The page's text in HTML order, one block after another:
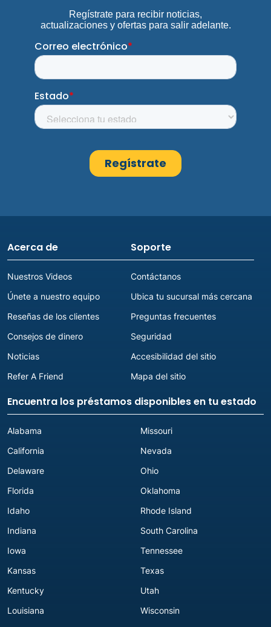
Acerca de
Nuestros Videos
Únete a nuestro equipo
Reseñas de los clientes
Consejos de dinero
Noticias
Refer A Friend
Soporte
Contáctanos
Ubica tu sucursal más cercana
Preguntas frecuentes
Seguridad
Accesibilidad del sitio
Mapa del sitio
Encuentra los préstamos disponibles en tu estado
Alabama
California
Delaware
Florida
Idaho
Indiana
Iowa
Kansas
Kentucky
Louisiana
Missouri
Nevada
Ohio
Oklahoma
Rhode Island
South Carolina
Tennessee
Texas
Utah
Wisconsin